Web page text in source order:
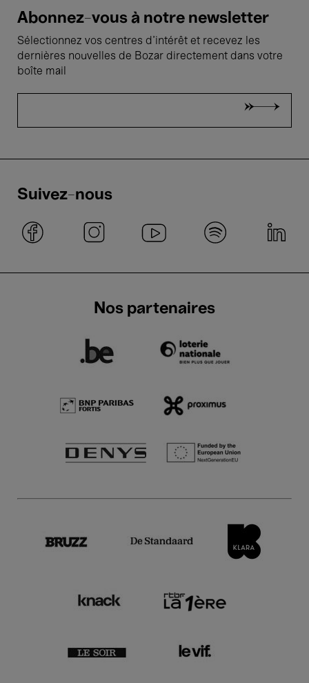
Abonnez-vous à notre newsletter
Sélectionnez vos centres d'intérêt et recevez les
dernières nouvelles de Bozar directement dans votre
boîte mail
Suivez-nous
Nos partenaires